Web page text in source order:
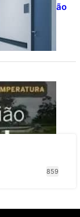
de R$ 1 bilhão
do
Sul terá
trovoadas
859